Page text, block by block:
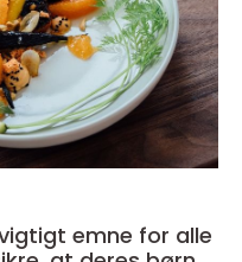
emne for alle